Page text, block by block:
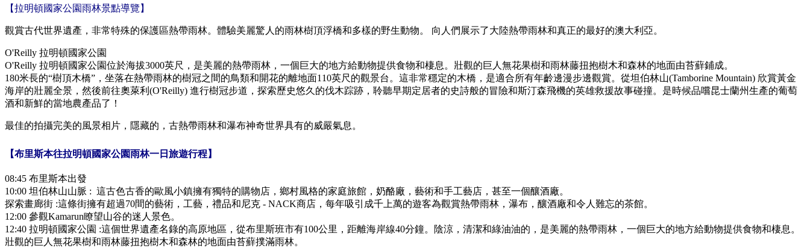
【拉明頓國家公園雨林景點導覽】
觀賞古代世界遺產，非常特殊的保護區熱帶雨林。體驗美麗驚人的雨林樹頂浮橋和多樣的野生動物。 向人們展示了大陸熱帶雨林和真正的最好的澳大利亞。
O'Reilly 拉明頓國家公園
O'Reilly 拉明頓國家公園位於海拔3000英尺，是美麗的熱帶雨林，一個巨大的地方給動物提供食物和棲息。壯觀的巨人無花果樹和雨林藤扭抱樹木和森林的地面由苔蘚鋪成。
180米長的“樹頂木橋”，坐落在熱帶雨林的樹冠之間的鳥類和開花的離地面110英尺的觀景台。這非常穩定的木橋，是適合所有年齡邊漫步邊觀賞。 從坦伯林山(Tamborine Mountain) 欣賞黃金
海岸的壯麗全景，然後前往奧萊利(O'Reilly) 進行樹冠步道，探索歷史悠久的伐木踪跡，聆聽早期定居者的史詩般的冒險和斯汀森飛機的英雄救援故事碰撞。是時候品嚐昆士蘭州生產的葡萄
酒和新鮮的當地農產品了！
最佳的拍攝完美的風景相片，隱藏的，古熱帶雨林和瀑布神奇世界具有的威嚴氣息。
【布里斯本往拉明頓國家公園雨林一日 旅遊行程】
08:45 布里斯本出發
10:00 坦伯林山山脈 : 這古色古香的歐風小鎮擁有獨特的購物店，鄉村風格的家庭旅館，奶酪廠，藝術和手工藝店，甚至一個釀酒廠。
探索畫廊街 :這條街擁有超過70間的藝術，工藝，禮品和尼克 - NACK商店，每年吸引成千上萬的遊客為觀賞熱帶雨林，瀑布，釀酒廠和令人難忘的茶館。
12:00 參觀Kamarun瞭望山谷的迷人景色。
12:40 拉明頓國家公園 :這個世界遺產名錄的高原地區，從布里斯班市有100公里，距離海岸線40分鐘。陰涼，清潔和綠油油的，是美麗的熱帶雨林，一個巨大的地方給動物提供食物和棲息。
壯觀的巨人無花果樹和雨林藤扭抱樹木和森林的地面由苔蘚撲滿雨林。